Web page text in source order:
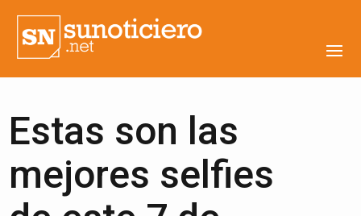
Estas son las
mejores selfies